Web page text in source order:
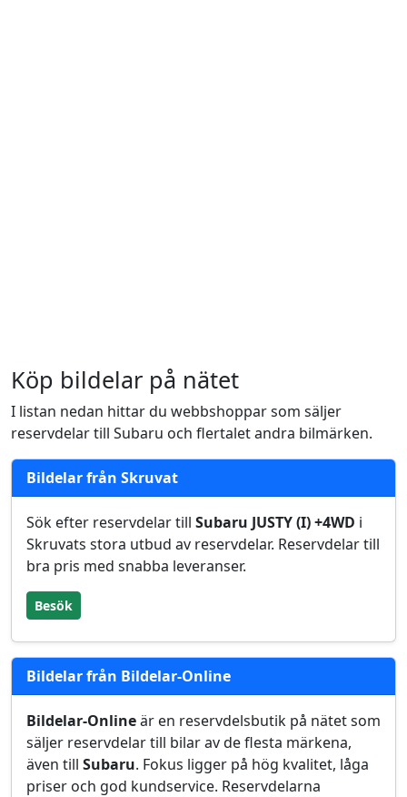
Köp bildelar på nätet
I listan nedan hittar du webbshoppar som säljer
reservdelar till Subaru och flertalet andra bilmärken.
Bildelar från Skruvat
Sök efter reservdelar till Subaru JUSTY (I) +4WD i
Skruvats stora utbud av reservdelar. Reservdelar till
bra pris med snabba leveranser.
Besök
Bildelar från Bildelar-Online
Bildelar-Onlineär en reservdelsbutik på nätet som
säljer reservdelar till bilar av de flesta märkena,
även till Subaru. Fokus ligger på hög kvalitet, låga
priser och god kundservice. Reservdelarna